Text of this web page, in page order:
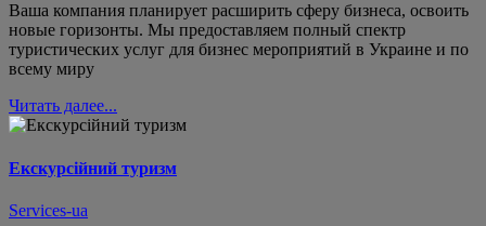
Ваша компания планирует расширить сферу бизнеса, освоить
новые горизонты. Мы предоставляем полный спектр
туристических услуг для бизнес мероприятий в Украине и по
всему миру
Читать далее...
Екскурсійний туризм
Services-ua